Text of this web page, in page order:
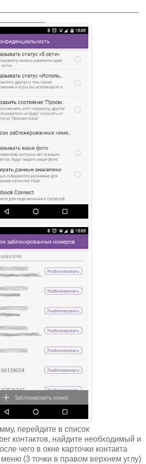
перейдите в список
контактов, найдите необходимый и
чего в окне карточки контакта
(3 точки в правом верхнем углу)